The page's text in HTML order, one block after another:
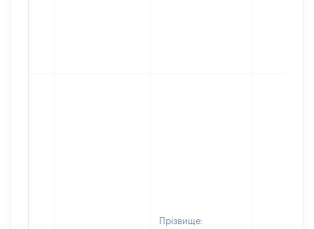
Прізвище: